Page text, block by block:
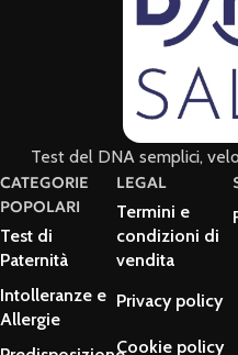
Test del DNA semplici,
CATEGORIE
POPOLARI
Test di
Paternità
Intolleranze e
Allergie
LEGAL
Termini e
condizioni di
vendita
Privacy policy
Cookie policy